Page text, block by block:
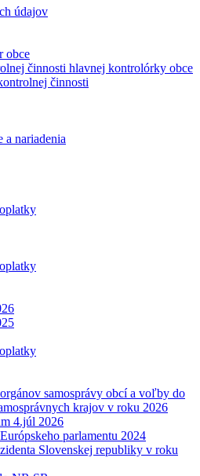
údajov
obce
činnosti hlavnej kontrolórky obce
činnosti
a nariadenia
samosprávy obcí a voľby do
krajov v roku 2026
4.júl 2026
parlamentu 2024
Slovenskej republiky v roku